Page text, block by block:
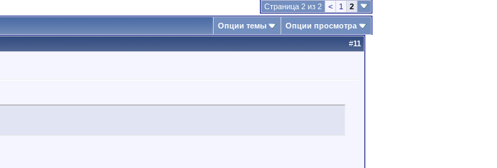
Страница 2 из 2 < 1 2
Опции темы Опции просмотра
#11